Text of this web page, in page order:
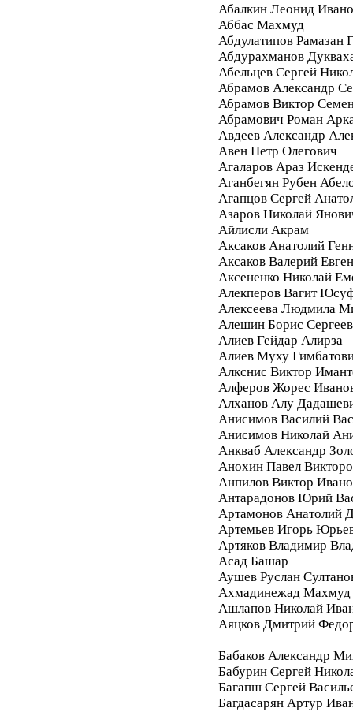
Абалкин Леонид
Аббас Махмуд
Абдулатипов Рамазан
Абдурахманов
Абельцев Сергей
Абрамов Александр
Абрамов Виктор
Абрамович Роман
Авдеев Александр
Авен Петр Олегович
Агаларов Араз
Аганбегян Рубен
Агапцов Сергей
Азаров Николай
Айлисли Акрам
Аксаков Анатолий
Аксаков Валерий
Аксененко Николай
Алекперов Вагит
Алексеева Людмила
Алешин Борис
Алиев Гейдар Алирза
Алиев Муху
Алкснис Виктор
Алферов Жорес
Алханов Алу
Анисимов Василий
Анисимов Николай
Анкваб Александр
Анохин Павел
Анпилов Виктор
Антарадонов Юрий
Артамонов Анатолий
Артемьев Игорь
Артяков Владимир
Асад Башар
Аушев Руслан
Ахмадинежад Махмуд
Ашлапов Николай
Аяцков Дмитрий
Бабаков Александр
Бабурин Сергей
Багапш Сергей
Багдасарян Артур